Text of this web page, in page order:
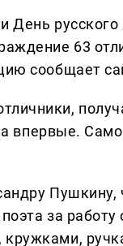
День
63
сообщает
впервые.
за